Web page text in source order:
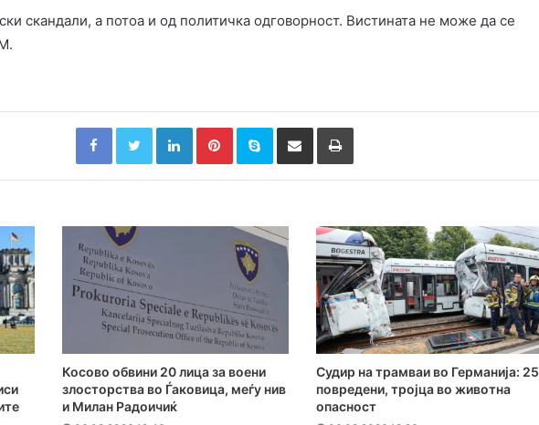
скандали, а потоа и од политичка одговорност. Вистината не може да се
FacebookTwitterLinkedInPinterestSkype Сподели преку Е-маил Испринтај
Косово обвини 20 лица за воени
злосторства во Ѓаковица, меѓу нив
и Милан Радоичиќ
Судир на трамваи во Германија: 25
повредени, тројца во животна
опасност